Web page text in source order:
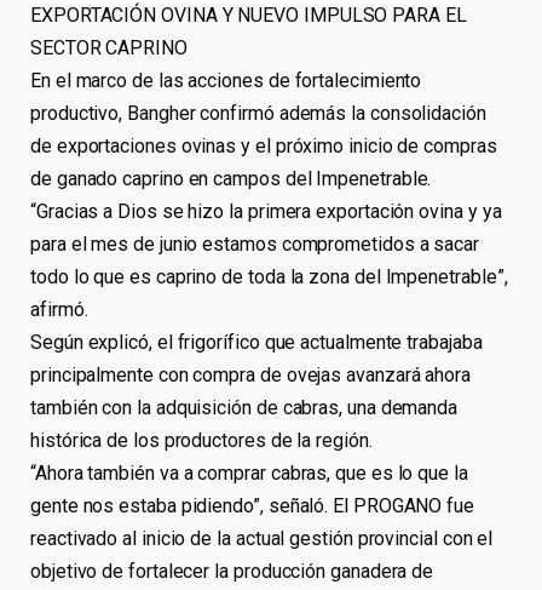
EXPORTACIÓN OVINA Y NUEVO IMPULSO PARA EL
SECTOR CAPRINO
En el marco de las acciones de fortalecimiento
productivo, Bangher confirmó además la consolidación
de exportaciones ovinas y el próximo inicio de compras
de ganado caprino en campos del Impenetrable.
“Gracias a Dios se hizo la primera exportación ovina y ya
para el mes de junio estamos comprometidos a sacar
todo lo que es caprino de toda la zona del Impenetrable”,
afirmó.
Según explicó, el frigorífico que actualmente trabajaba
principalmente con compra de ovejas avanzará ahora
también con la adquisición de cabras, una demanda
histórica de los productores de la región.
“Ahora también va a comprar cabras, que es lo que la
gente nos estaba pidiendo”, señaló. El PROGANO fue
reactivado al inicio de la actual gestión provincial con el
objetivo de fortalecer la producción ganadera de